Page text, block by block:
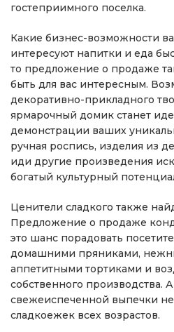
гостеприимного поселка.
Какие бизнес-возможности
интересуют напитки и еда
то предложение о продаже
быть для вас интересным.
декоративно-прикладного
ярмарочный домик станет
демонстрации ваших
ручная роспись, изделия из
иди другие произведения
богатый культурный
Ценители сладкого также
Предложение о продаже
это шанс порадовать
домашними пряниками,
аппетитными тортиками и
собственного производства.
свежеиспеченной выпечки
сладкоежек всех возрастов.